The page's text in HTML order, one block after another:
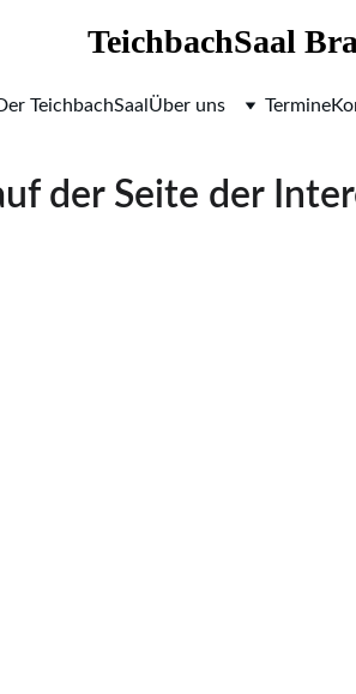
TeichbachSaal
TeichbachSaal Über uns Termine
der Seite der